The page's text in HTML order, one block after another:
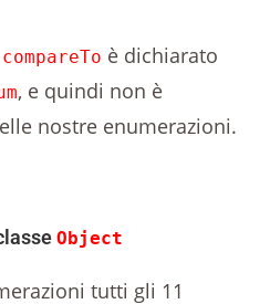
compareTo è dichiarato
, e quindi non è
nostre enumerazioni.
Object
tutti gli 11